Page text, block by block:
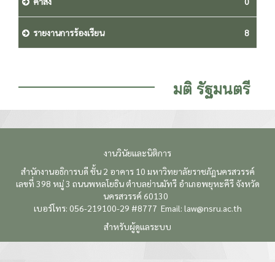
รายงานการร้องเรียน 8
มติ รัฐมนตรี
งานวินัยและนิติการ
สำนักงานอธิการบดี ชั้น 2 อาคาร 10 มหาวิทยาลัยราชภัฏนครสวรรค์
เลขที่ 398 หมู่ 3 ถนนพหลโยธิน ตำบลย่านมัทรี อำเภอพยุหะคีรี จังหวัด
นครสวรรค์ 60130
เบอร์โทร: 056-219100-29 #8777 Email: law@nsru.ac.th
สำหรับผู้ดูแลระบบ